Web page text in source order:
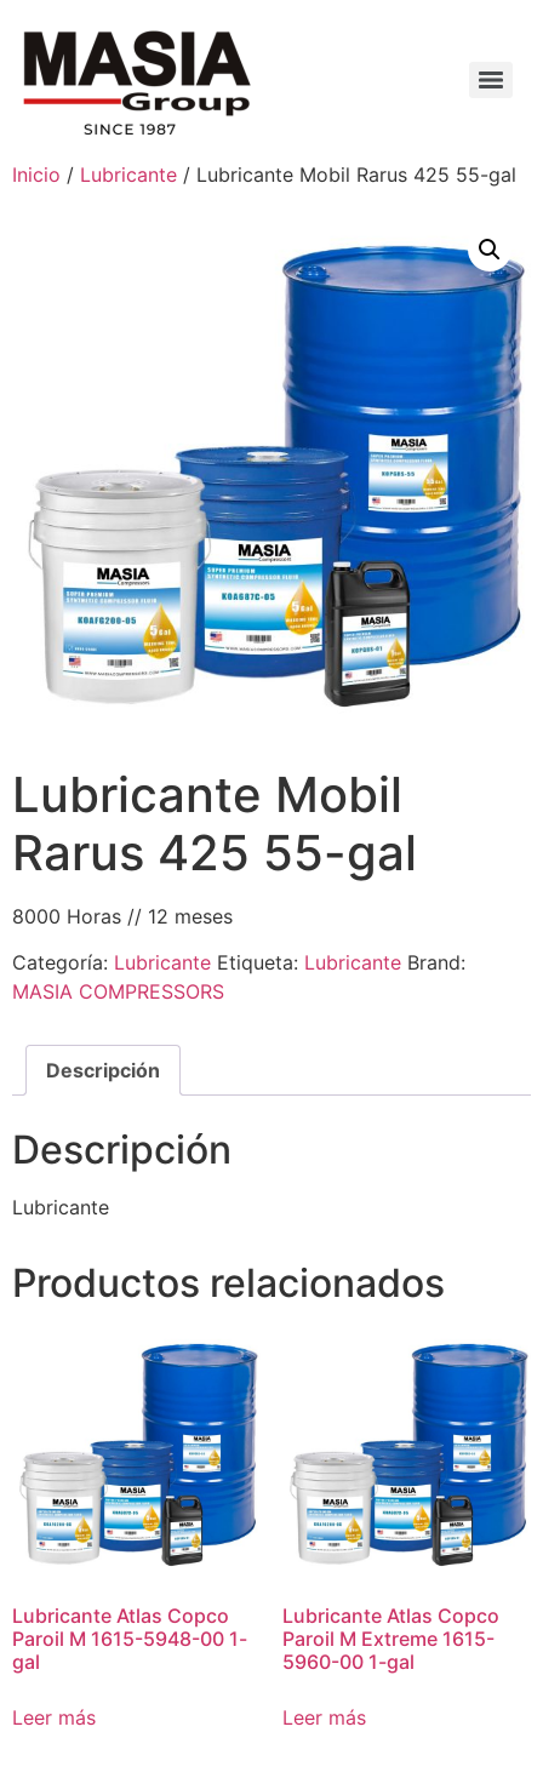
Inicio / Lubricante / Lubricante Mobil Rarus 425 55-gal
Lubricante Mobil
Rarus 425 55-gal
8000 Horas // 12 meses
Categoría: Lubricante Etiqueta: Lubricante Brand:
MASIA COMPRESSORS
Descripción
Descripción
Lubricante
Productos relacionados
Lubricante Atlas Copco
Paroil M 1615-5948-00 1-
gal
Leer más
Lubricante Atlas Copco
Paroil M Extreme 1615-
5960-00 1-gal
Leer más